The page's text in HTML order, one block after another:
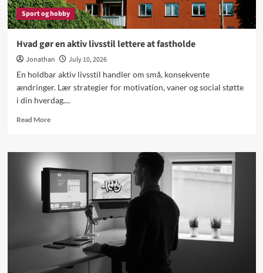
Sport og hobby
Hvad gør en aktiv livsstil lettere at fastholde
Jonathan
July 10, 2026
En holdbar aktiv livsstil handler om små, konsekvente
ændringer. Lær strategier for motivation, vaner og social støtte
i din hverdag....
Read MoreRead
Hvad
gør
en
aktiv
livsstil
lettere
fastholde